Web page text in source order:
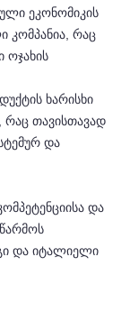
ეკონომიკის
კომპანია, რაც
ოჯახის
ხარისხი
რაც თავისთავად
და
და
და იტალიელი